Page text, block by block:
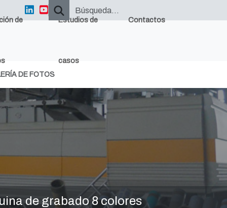
de Estudios de
casos
Contactos
DE FOTOS
de grabado 8 colores